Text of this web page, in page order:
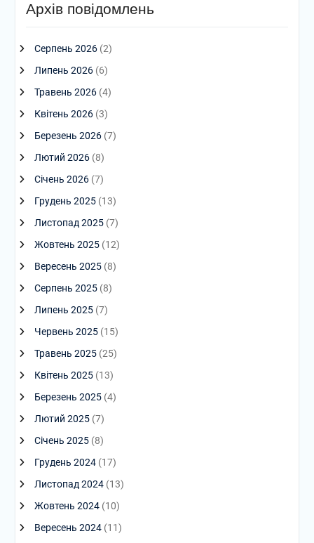
Архів повідомлень
Серпень 2026(2)
Липень 2026(6)
Травень 2026(4)
Квітень 2026(3)
Березень 2026(7)
Лютий 2026(8)
Січень 2026(7)
Грудень 2025(13)
Листопад 2025(7)
Жовтень 2025(12)
Вересень 2025(8)
Серпень 2025(8)
Липень 2025(7)
Червень 2025(15)
Травень 2025(25)
Квітень 2025(13)
Березень 2025(4)
Лютий 2025(7)
Січень 2025(8)
Грудень 2024(17)
Листопад 2024(13)
Жовтень 2024(10)
Вересень 2024(11)